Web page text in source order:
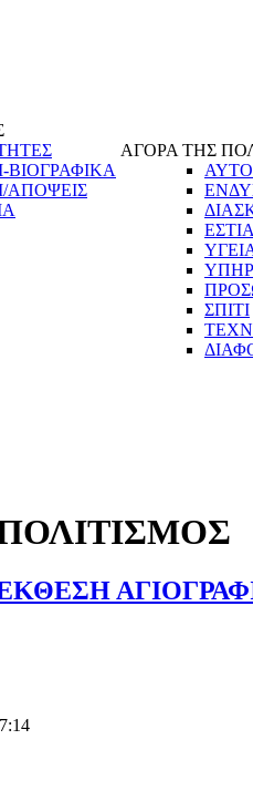
ΑΠΟΨΕΙΣ
ΑΓΟΡΑ ΤΗΣ
ΣΠΙΤΙ